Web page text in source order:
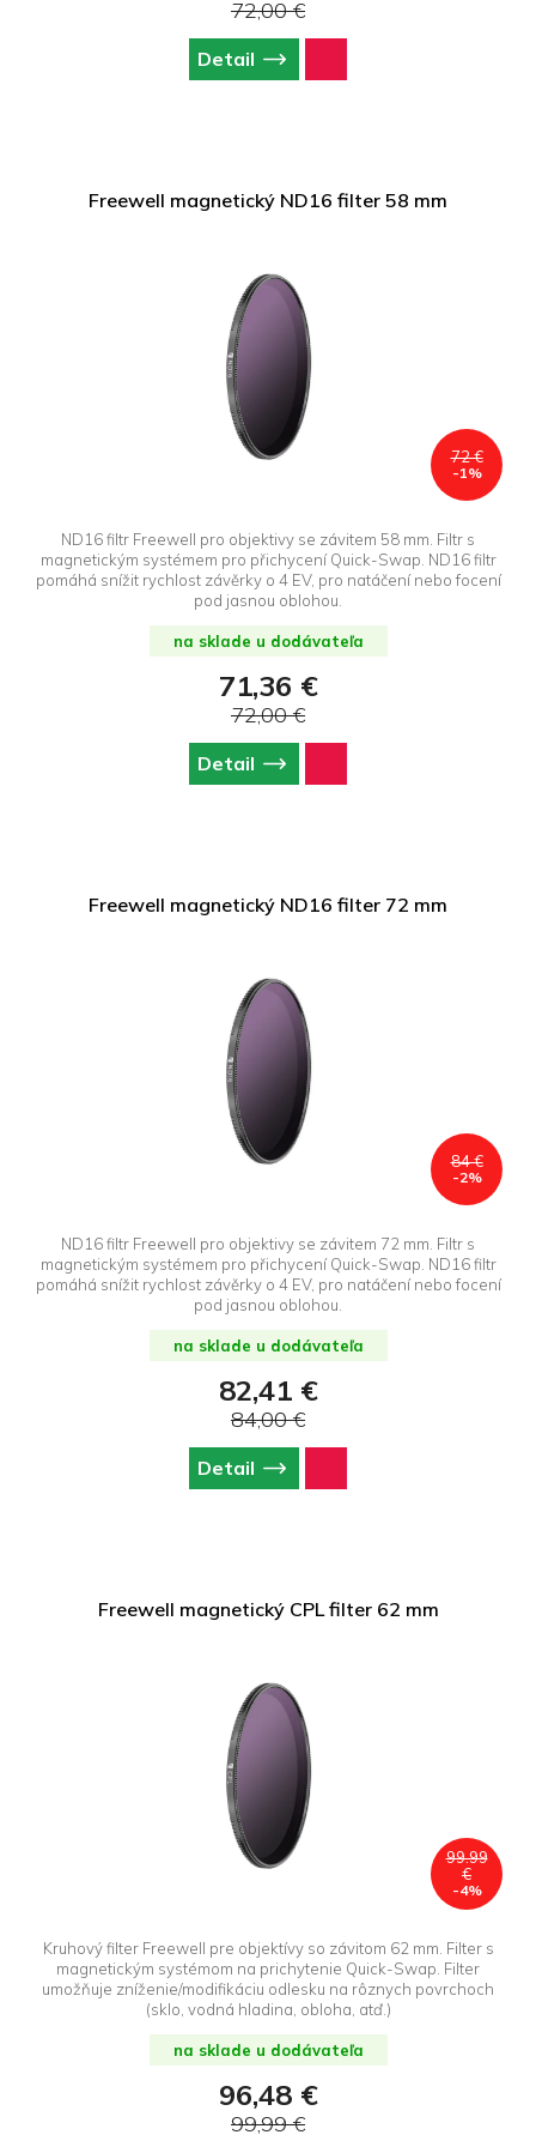
72,00 €
Detail
Freewell magnetický ND16 filter 58 mm
72 €
-1%
ND16 filtr Freewell pro objektivy se závitem 58 mm. Filtr s
magnetickým systémem pro přichycení Quick-Swap. ND16 filtr
pomáhá snížit rychlost závěrky o 4 EV, pro natáčení nebo focení
pod jasnou oblohou.
na sklade u dodávateľa
71,36 €
72,00 €
Detail
Freewell magnetický ND16 filter 72 mm
84 €
-2%
ND16 filtr Freewell pro objektivy se závitem 72 mm. Filtr s
magnetickým systémem pro přichycení Quick-Swap. ND16 filtr
pomáhá snížit rychlost závěrky o 4 EV, pro natáčení nebo focení
pod jasnou oblohou.
na sklade u dodávateľa
82,41 €
84,00 €
Detail
Freewell magnetický CPL filter 62 mm
99.99
€
-4%
Kruhový filter Freewell pre objektívy so závitom 62 mm. Filter s
magnetickým systémom na prichytenie Quick-Swap. Filter
umožňuje zníženie/modifikáciu odlesku na rôznych povrchoch
(sklo, vodná hladina, obloha, atď.)
na sklade u dodávateľa
96,48 €
99,99 €